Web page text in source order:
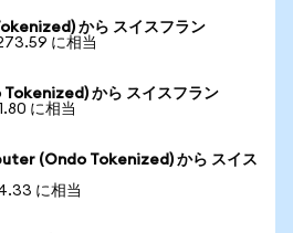
から スイスフラン
に相当
から スイスフラン
に相当
(Ondo Tokenized) から スイス
に相当